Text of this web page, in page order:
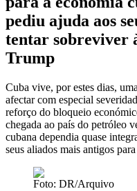
pediu ajuda aos
tentar sobreviver
Trump
Cuba vive, por estes dias,
afectar com especial
reforço do bloqueio
chegada ao país do petróleo
cubana dependia quase
seus aliados mais antigos
Foto: DR/Arquivo